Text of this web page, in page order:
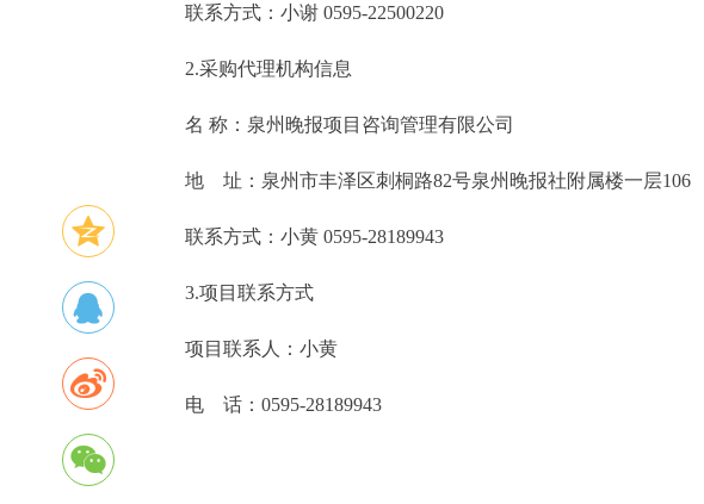
联系方式：小谢 0595-22500220
2.采购代理机构信息
名 称：泉州晚报项目咨询管理有限
地 址：泉州市丰泽区刺桐路82号泉州晚
联系方式：小黄 0595-28189943
3.项目联系方式
项目联系人：小黄
电 话：0595-28189943